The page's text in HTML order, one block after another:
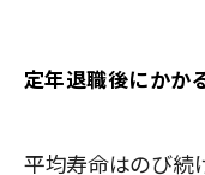
定年退職後にかか
平均寿命はのび続